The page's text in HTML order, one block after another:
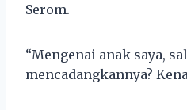
Serom.
“Mengenai anak saya,
mencadangkannya?